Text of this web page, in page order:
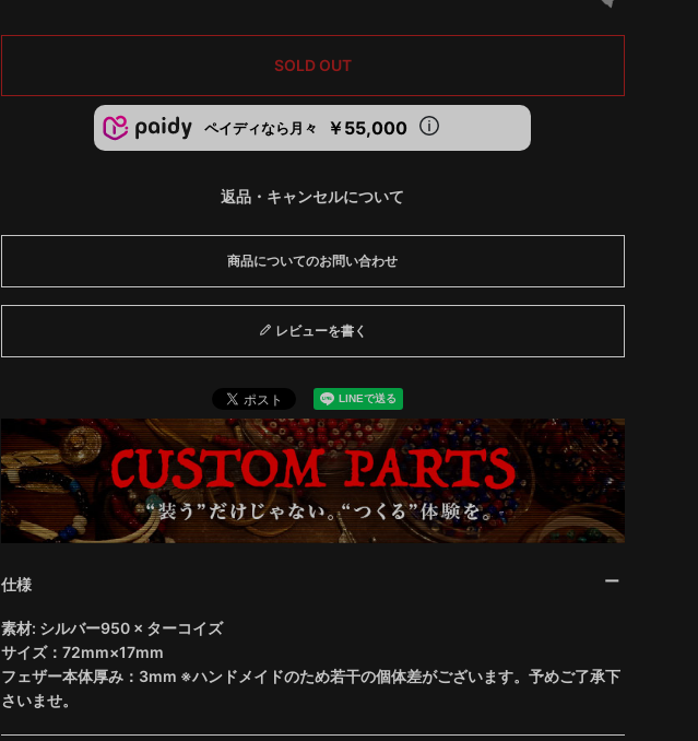
SOLD OUT
ペイディなら月々 ￥55,000
返品・キャンセルについて
商品についてのお問い合わせ
レビューを書く
仕様
素材: シルバー950 × ターコイズ
サイズ：72mm×17mm
フェザー本体厚み：3mm ※ハンドメイドのため若干の個体差がございます。予めご了承下
さいませ。